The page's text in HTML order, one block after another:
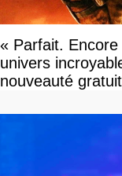
« Parfait.
univers
nouveauté